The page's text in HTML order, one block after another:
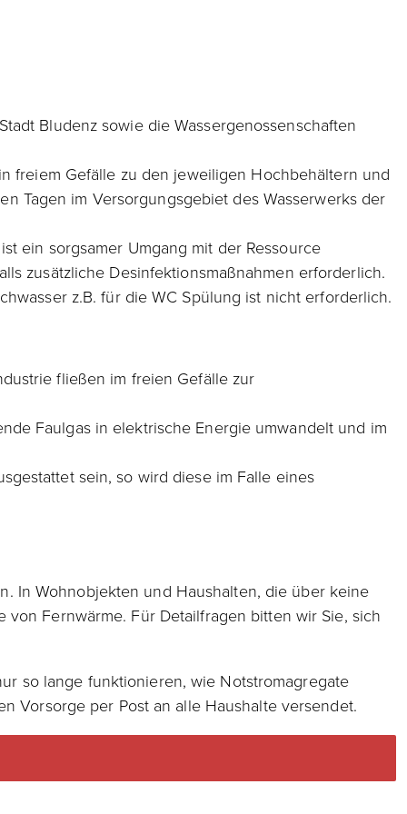
Bludenz sowie die Wassergenossenschaften
freiem Gefälle zu den jeweiligen Hochbehältern und
Tagen im Versorgungsgebiet des Wasserwerks der
ein sorgsamer Umgang mit der Ressource
zusätzliche Desinfektionsmaßnahmen erforderlich.
z.B. für die WC Spülung ist nicht erforderlich.
fließen im freien Gefälle zur
Faulgas in elektrische Energie umwandelt und im
sein, so wird diese im Falle eines
In Wohnobjekten und Haushalten, die über keine
Fernwärme. Für Detailfragen bitten wir Sie, sich
so lange funktionieren, wie Notstromagregate
Vorsorge per Post an alle Haushalte versendet.